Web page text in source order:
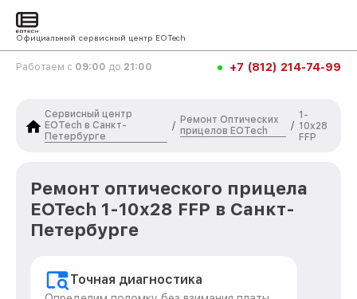
Официальный сервисный центр EOTech
Работаем с 09:00 до 21:00 +7 (812) 214-74-99
Сервисный центр
EOTech в Санкт-
Петербурге
/
Ремонт Оптических
прицелов EOTech
/
1-
10x28
FFP
Ремонт оптического прицела
EOTech 1-10x28 FFP в Санкт-
Петербурге
Точная диагностика